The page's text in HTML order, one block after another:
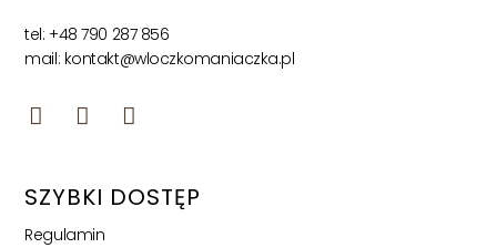
tel: +48 790 287 856
mail: kontakt@wloczkomaniaczka.pl
SZYBKI DOSTĘP
Regulamin